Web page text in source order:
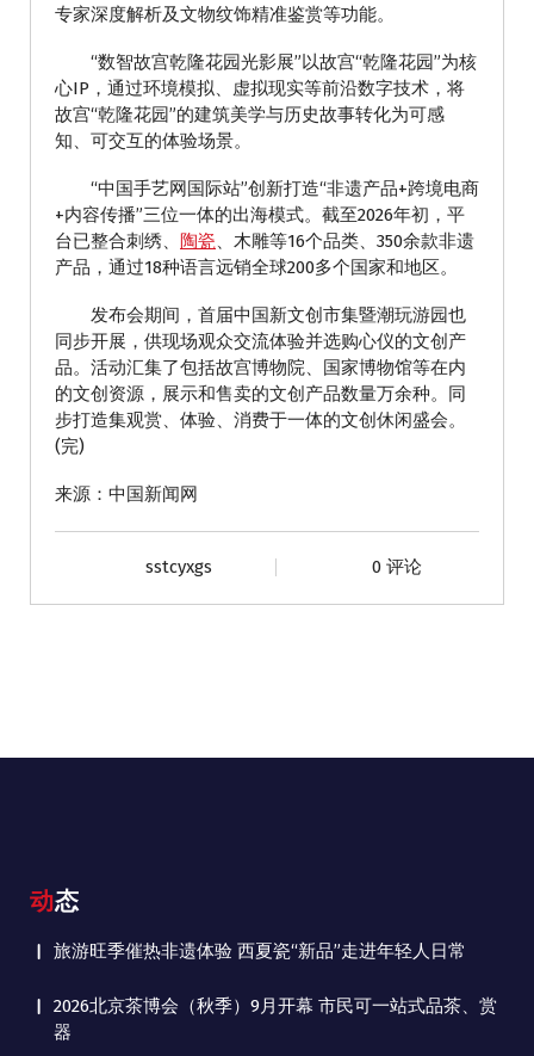
专家深度解析及文物纹饰精准鉴赏等功能。
“数智故宫乾隆花园光影展”以故宫“乾隆花园”为核
心IP，通过环境模拟、虚拟现实等前沿数字技术，将
故宫“乾隆花园”的建筑美学与历史故事转化为可感
知、可交互的体验场景。
“中国手艺网国际站”创新打造“非遗产品+跨境电商
+内容传播”三位一体的出海模式。截至2026年初，平
台已整合刺绣、 陶瓷、木雕等16个品类、350余款非遗
产品，通过18种语言远销全球200多个国家和地区。
发布会期间，首届中国新文创市集暨潮玩游园也
同步开展，供现场观众交流体验并选购心仪的文创产
品。活动汇集了包括故宫博物院、国家博物馆等在内
的文创资源，展示和售卖的文创产品数量万余种。同
步打造集观赏、体验、消费于一体的文创休闲盛会。
(完)
来源：中国新闻网
sstcyxgs 0 评论
动态
旅游旺季催热非遗体验 西夏瓷“新品”走进年轻人日常
2026北京茶博会（秋季）9月开幕 市民可一站式品茶、赏
器